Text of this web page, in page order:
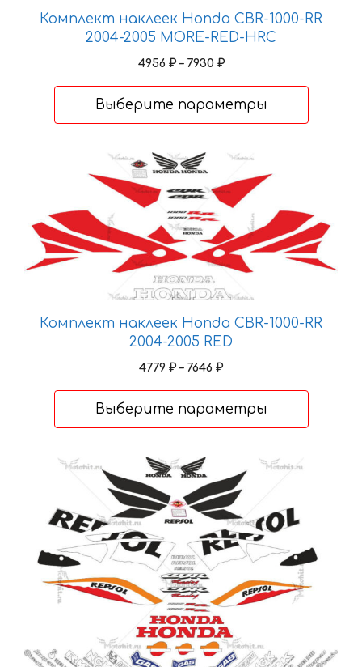
Комплект наклеек Honda CBR-1000-RR
2004-2005 MORE-RED-HRC
4956 ₽ – 7930 ₽Диапазон
–
Выберите параметры
товара.
Комплект наклеек Honda CBR-1000-RR
2004-2005 RED
4779 ₽ – 7646 ₽Диапазон
–
Выберите параметры
несколько
вариаций.
Опции
на
Этот
имеет
несколько
вариаций.
Опции
можно
выбрать
странице